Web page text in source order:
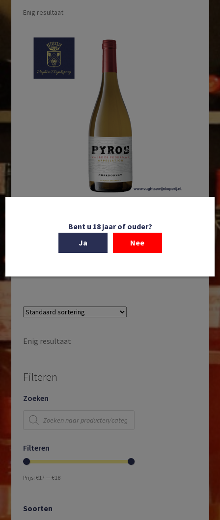
Enig resultaat
Piedra de Fuego Estate | Pyros | Chardonnay | IG
Pedernal Valley | San Juan | Argentinië | 2022
Enig resultaat
Filteren
Zoeken
zoeken
Filteren
Prijs: €17 — €18
Soorten
Bent u 18 jaar of ouder?
Ja
Nee